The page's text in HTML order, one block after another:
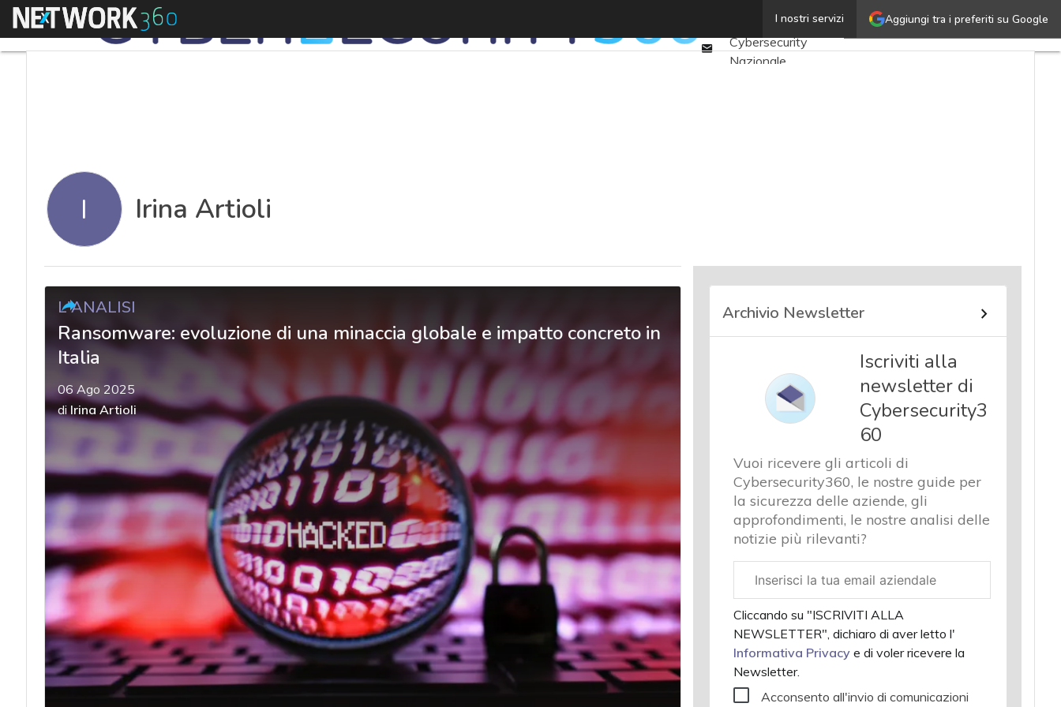
Aggiungi tra i preferiti su Google
I nostri servizi
Menu
Email
Ultimi articoli
Cybersecurity
Nazionale
Corsi cybersecurity
Chi siamo
I Irina Artioli
L'ANALISI
Ransomware: evoluzione di una minaccia globale e impatto concreto in
Italia
06 Ago 2025
diIrina Artioli
Archivio Newsletter
Iscriviti alla
newsletter di
Cybersecurity3
60
Vuoi ricevere gli articoli di
Cybersecurity360, le nostre guide per
la sicurezza delle aziende, gli
approfondimenti, le nostre analisi delle
notizie più rilevanti?
aziendale
Cliccando su "ISCRIVITI ALLA
NEWSLETTER", dichiaro di aver letto l'
Informativa Privacy e di voler ricevere la
Newsletter.
Acconsento all'invio di comunicazioni